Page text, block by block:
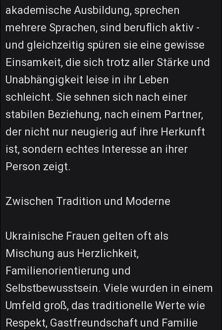
akademische Ausbildung, sprechen
mehrere Sprachen, sind beruflich aktiv -
und gleichzeitig spüren sie eine gewisse
Einsamkeit, die sich trotz aller Stärke und
Unabhängigkeit leise in ihr Leben
schleicht. Sie sehnen sich nach einer
stabilen Beziehung, nach einem Partner,
der nicht nur neugierig auf ihre Herkunft
ist, sondern echtes Interesse an ihrer
Person zeigt.
Zwischen Tradition und Moderne
Ukrainische Frauen gelten oft als
Mischung aus Herzlichkeit,
Familienorientierung und
Selbstbewusstsein. Viele wurden in einem
Umfeld groß, das traditionelle Werte wie
Respekt, Gastfreundschaft und Familie